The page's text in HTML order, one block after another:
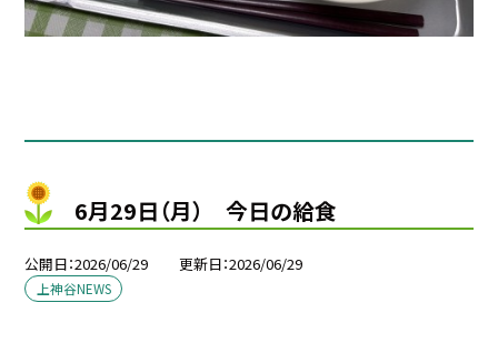
6月29日（月） 今日の給食
公開日 2026/06/29 更新日 2026/06/29
上神谷NEWS